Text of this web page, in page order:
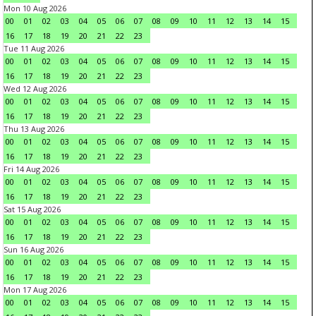
Mon 10 Aug 2026
00
01 02 03 04 05 06 07 08 09 10 11 12 13 14
15
16
17 18 19 20 21 22
23
Tue 11 Aug 2026
00
01 02 03 04 05 06 07 08 09 10 11 12 13 14
15
16
17 18 19 20 21 22
23
Wed 12 Aug 2026
00
01 02 03 04 05 06 07 08 09 10 11 12 13 14
15
16
17 18 19 20 21 22
23
Thu 13 Aug 2026
00
01 02 03 04 05 06 07 08 09 10 11 12 13 14
15
16
17 18 19 20 21 22
23
Fri 14 Aug 2026
00
01 02 03 04 05 06 07 08 09 10 11 12 13 14
15
16
17 18 19 20 21 22
23
Sat 15 Aug 2026
00
01 02 03 04 05 06 07 08 09 10 11 12 13 14
15
16
17 18 19 20 21 22
23
Sun 16 Aug 2026
00
01 02 03 04 05 06 07 08 09 10 11 12 13 14
15
16
17 18 19 20 21 22
23
Mon 17 Aug 2026
00
01 02 03 04 05 06 07 08 09 10 11 12 13 14
15